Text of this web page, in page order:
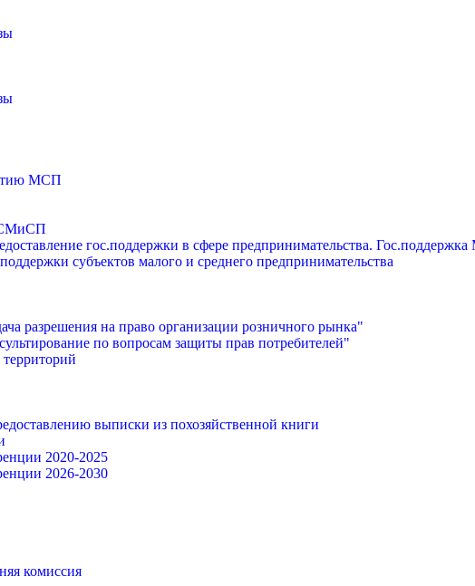
МСП
СМиСП
гос.поддержки в сфере предпринимательства.
субъектов малого и среднего предпринимательства
разрешения на право организации розничного рынка"
по вопросам защиты прав потребителей"
выписки из похозяйственной книги
2020-2025
2026-2030
комиссия